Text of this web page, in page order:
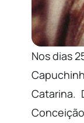
Nos dias
Catarina.